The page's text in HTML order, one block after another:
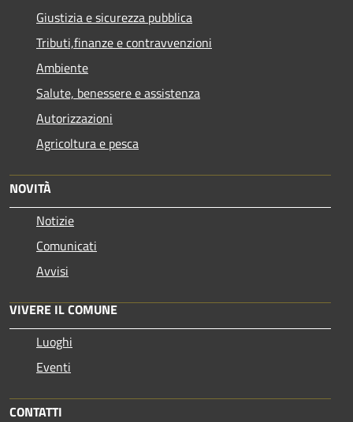
Giustizia e sicurezza pubblica
Tributi,finanze e contravvenzioni
Ambiente
Salute, benessere e assistenza
Autorizzazioni
Agricoltura e pesca
NOVITÀ
Notizie
Comunicati
Avvisi
VIVERE IL COMUNE
Luoghi
Eventi
CONTATTI